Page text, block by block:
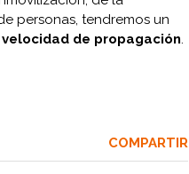
personas, tendremos un
de propagación.
COMPARTIR